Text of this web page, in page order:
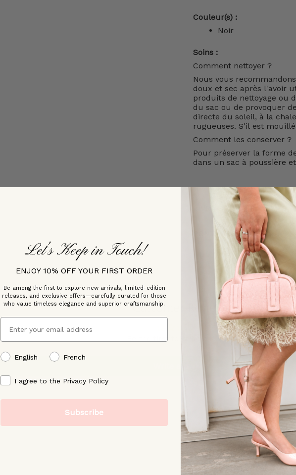
Couleur(s) :
Noir
Soins :
Comment nettoyer ?
Nous vous
doux et sec après l'avoir
produits de nettoyage ou
du sac ou de provoquer
directe du soleil, à la
rugueuses. S'il est
Comment les conserver ?
Pour préserver la forme
dans un sac à poussière
LIVRAISON ET RETOURS
CONTACTEZ-NOUS
Customer Reviews
Be the first to write a review
Write a review
Let’s Keep in Touch!
ENJOY 10% OFF YOUR FIRST ORDER
Be among the first to explore new arrivals, limited-edition
releases, and exclusive offers—carefully curated for those
who value timeless elegance and superior craftsmanship.
Email
preffered language
English French
By signing up, you agree to our [Privacy Policy]
I agree to the Privacy Policy
Subscribe